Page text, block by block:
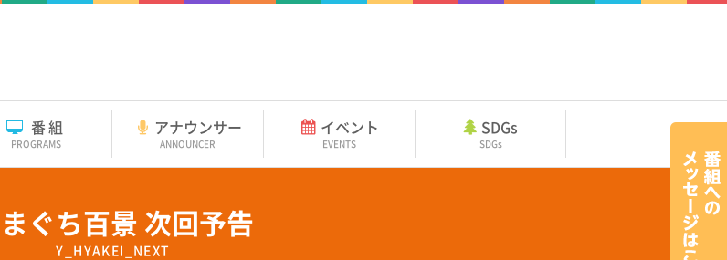
番組
PROGRAMS
アナウンサー
ANNOUNCER
イベント
EVENTS
SDGs
SDGs
ぐち百景 次回予告
Y_HYAKEI_NEXT